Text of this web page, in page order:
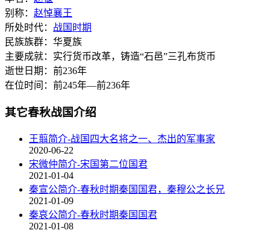
别称： 赵悼襄王
所处时代： 战国时期
民族族群：华夏族
主要成就：实行货币改革，铸造“石邑”三孔布货币
逝世日期：前236年
在位时间：前245年—前236年
其它春秋战国介绍
王翦简介-战国四大名将之一、杰出的军事家
2020-06-22
宋微仲简介-宋国第二位国君
2021-01-04
秦宣公简介-春秋时期秦国国君，秦穆公之长兄
2021-01-09
秦哀公简介-春秋时期秦国国君
2021-01-08